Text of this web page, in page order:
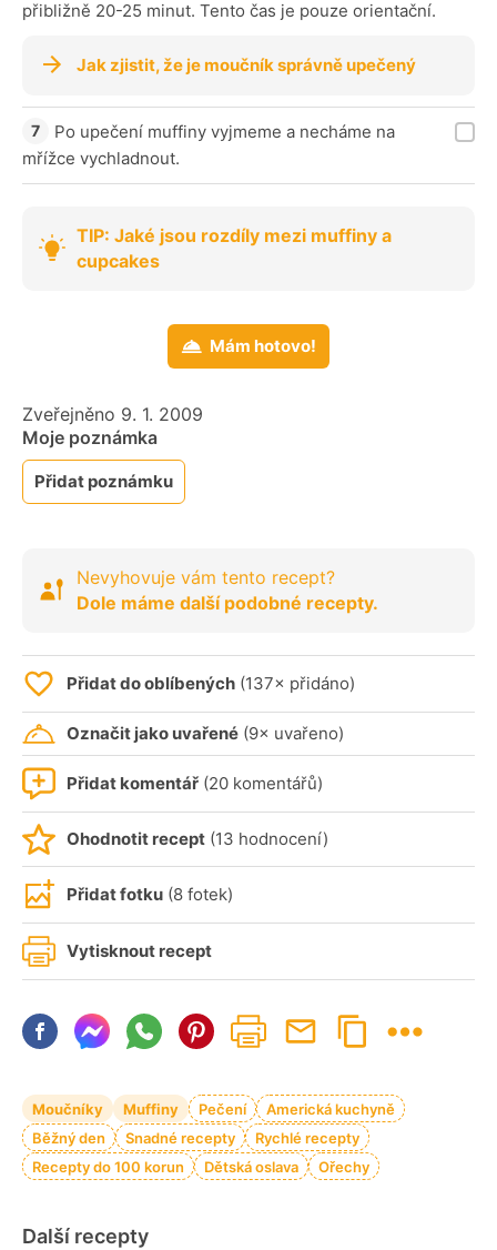
přibližně 20-25 minut. Tento čas je pouze orientační.
Jak zjistit, že je moučník správně upečený
Po upečení muffiny vyjmeme a necháme na
mřížce vychladnout.
TIP: Jaké jsou rozdíly mezi muffiny a
cupcakes
Mám hotovo!
Zveřejněno 9. 1. 2009
Moje poznámka
Přidat poznámku
Nevyhovuje vám tento recept?
Dole máme další podobné recepty.
Přidat do oblíbených (137× přidáno)
Označit jako uvařené (9× uvařeno)
Přidat komentář (20 komentářů)
Ohodnotit recept (13 hodnocení)
Přidat fotku (8 fotek)
Vytisknout recept
Moučníky Muffiny Pečení
Americká kuchyně
Běžný den
Snadné recepty
Rychlé recepty
Recepty do 100 korun
Dětská oslava Ořechy
Další recepty